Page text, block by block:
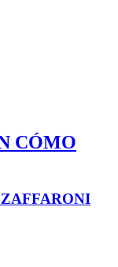
CÓMO